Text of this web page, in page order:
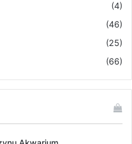
(4)
(46)
(25)
(66)